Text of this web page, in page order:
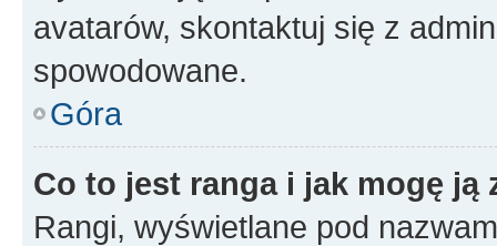
avatarów, skontaktuj się z
spowodowane.
Góra
Co to jest ranga i jak mogę ją
Rangi, wyświetlane pod